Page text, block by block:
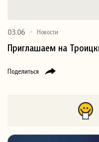
Поделиться
03.06 Новости
Приглашаем на